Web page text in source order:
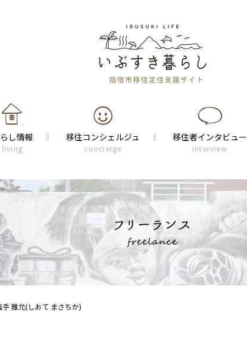
し情報
living
移住コンシェルジュ
concierge
移住者インタビュー
interview
フリーランス
手 雅允(しおて まさちか)